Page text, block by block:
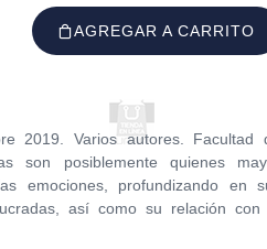
AGREGAR A CARRITO
2019. Varios autores. Facultad
son posiblemente quienes
emociones, profundizando en
así como su relación con